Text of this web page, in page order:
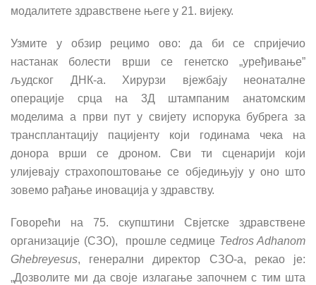
модалитете здравствене његе у 21. вијеку.
Узмите у обзир рецимо ово: да би се спријечио
настанак болести врши се генетско „уређивање”
људског ДНК-а. Хирурзи вјежбају неонаталне
операције срца на 3Д штампаним анатомским
моделима а први пут у свијету испорука бубрега за
трансплантацију пацијенту који годинама чека на
донора врши се дроном. Сви ти сценарији који
улијевају страхопоштовање се обједињују у оно што
зовемо рађање иновација у здравству.
Говорећи на 75. скупштини Свјетске здравствене
организације (СЗО),
прошле седмице Tedros Adhanom
Ghebreyesus, генерални директор СЗО-а, рекао је:
„Дозволите ми да своје излагање започнем с тим шта